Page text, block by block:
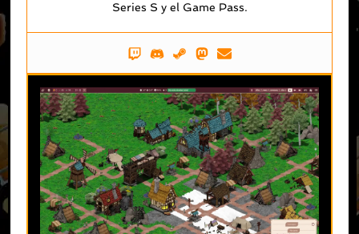
Series S y el Game Pass.